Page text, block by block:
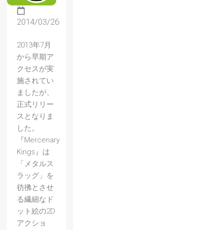
2014/03/26
2013年7月
から早期ア
クセスが実
施されてい
ましたが、
正式リリー
スとなりま
した。
『Mercenary
Kings』は
「メタルス
ラッグ」を
彷彿とさせ
る繊細なド
ット絵の2D
アクショ